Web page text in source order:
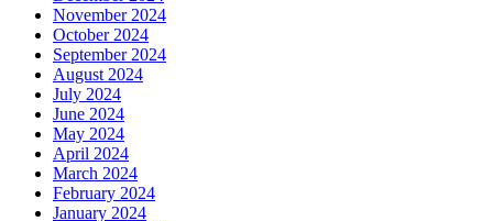
November 2024
October 2024
September 2024
August 2024
July 2024
June 2024
May 2024
April 2024
March 2024
February 2024
January 2024